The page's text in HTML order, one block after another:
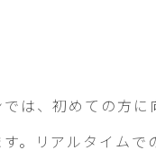
では、初めての方
。リアルタイム